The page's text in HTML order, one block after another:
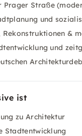
Prager Straße
und
&
und
ist
zu Architektur
Stadtentwicklung